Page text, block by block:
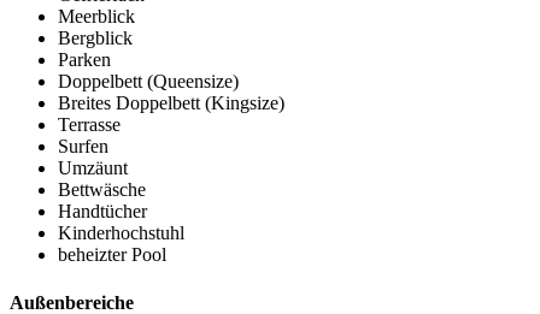
Meerblick
Bergblick
Parken
Doppelbett (Queensize)
Breites Doppelbett (Kingsize)
Terrasse
Surfen
Umzäunt
Bettwäsche
Handtücher
Kinderhochstuhl
beheizter Pool
Außenbereiche